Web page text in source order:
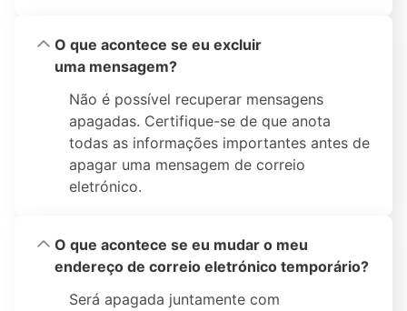
O que acontece se eu excluir
uma mensagem?
Não é possível recuperar mensagens
apagadas. Certifique-se de que anota
todas as informações importantes antes de
apagar uma mensagem de correio
eletrónico.
O que acontece se eu mudar o meu
endereço de correio eletrónico temporário?
Será apagada juntamente com